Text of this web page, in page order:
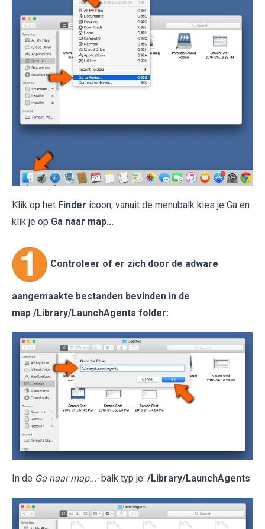
Klik op het Finder icoon, vanuit de menubalk kies je Ga en
klik je op Ga naar map...
Controleer of er zich door de adware
aangemaakte bestanden bevinden in de
map /Library/LaunchAgents folder:
In de Ga naar map...- balk typ je: /Library/LaunchAgents